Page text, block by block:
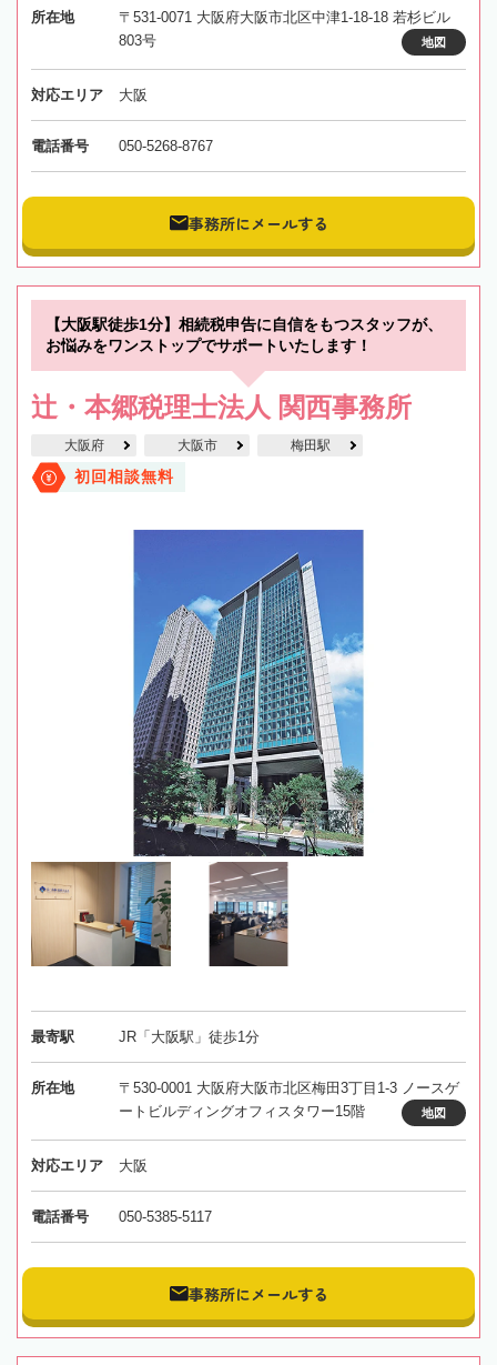
所在地
〒531-0071 大阪府大阪市北区中津1-18-18 若杉ビル
803号
地図
対応エリア 大阪
電話番号 050-5268-8767
事務所にメールする
【大阪駅徒歩1分】相続税申告に自信をもつスタッフが、
お悩みをワンストップでサポートいたします！
辻・本郷税理士法人 関西事務所
大阪府 大阪市 梅田駅
初回相談無料
最寄駅 JR「大阪駅」徒歩1分
所在地
〒530-0001 大阪府大阪市北区梅田3丁目1-3 ノースゲ
ートビルディングオフィスタワー15階
地図
対応エリア 大阪
電話番号 050-5385-5117
事務所にメールする